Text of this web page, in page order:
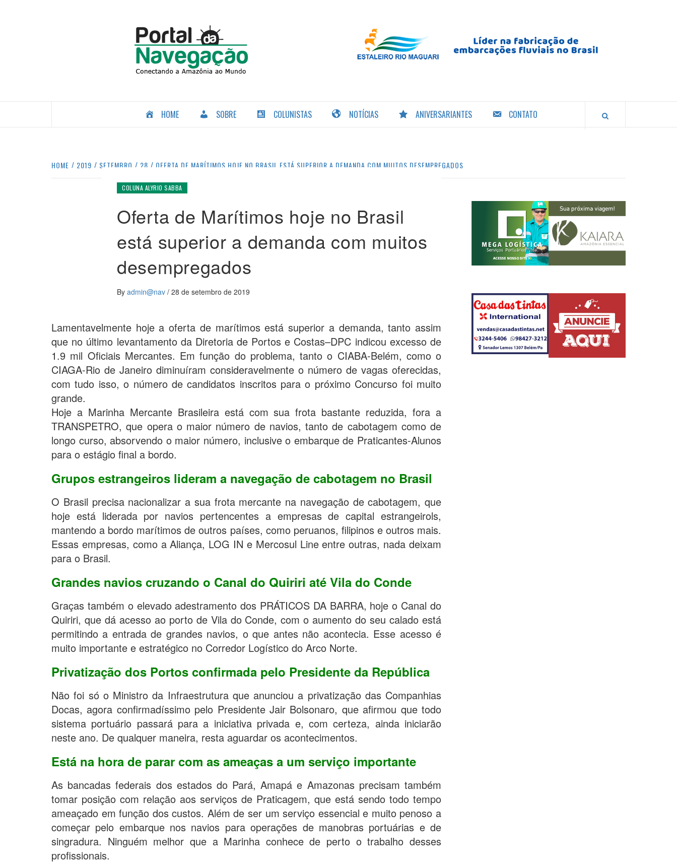
NAVEGAÇÃO
HOME SOBRE COLUNISTAS NOTÍCIAS ANIVERSARIANTES CONTATO
HOME 2019 SETEMBRO 28 OFERTA DE MARÍTIMOS HOJE NO BRASIL ESTÁ SUPERIOR A DEMANDA COM MUITOS DESEMPREGADOS
COLUNA ALYRIO SABBA
Oferta de Marítimos hoje no Brasil
está superior a demanda com muitos
desempregados
By admin@nav / 28 de setembro de 2019
Lamentavelmente hoje a oferta de marítimos está superior a demanda, tanto assim
que no último levantamento da Diretoria de Portos e Costas–DPC indicou excesso de
1.9 mil Oficiais Mercantes. Em função do problema, tanto o CIABA-Belém, como o
CIAGA-Rio de Janeiro diminuíram consideravelmente o número de vagas oferecidas,
com tudo isso, o número de candidatos inscritos para o próximo Concurso foi muito
grande.
Hoje a Marinha Mercante Brasileira está com sua frota bastante reduzida, fora a
TRANSPETRO, que opera o maior número de navios, tanto de cabotagem como de
longo curso, absorvendo o maior número, inclusive o embarque de Praticantes-Alunos
para o estágio final a bordo.
Grupos estrangeiros lideram a navegação de cabotagem no Brasil
O Brasil precisa nacionalizar a sua frota mercante na navegação de cabotagem, que
hoje está liderada por navios pertencentes a empresas de capital estrangeirols,
mantendo a bordo marítimos de outros países, como peruanos, filipinos e outros mais.
Essas empresas, como a Aliança, LOG IN e Mercosul Line entre outras, nada deixam
para o Brasil.
Grandes navios cruzando o Canal do Quiriri até Vila do Conde
Graças também o elevado adestramento dos PRÁTICOS DA BARRA, hoje o Canal do
Quiriri, que dá acesso ao porto de Vila do Conde, com o aumento do seu calado está
permitindo a entrada de grandes navios, o que antes não acontecia. Esse acesso é
muito importante e estratégico no Corredor Logístico do Arco Norte.
Privatização dos Portos confirmada pelo Presidente da República
Não foi só o Ministro da Infraestrutura que anunciou a privatização das Companhias
Docas, agora confirmadíssimo pelo Presidente Jair Bolsonaro, que afirmou que todo
sistema portuário passará para a iniciativa privada e, com certeza, ainda iniciarão
neste ano. De qualquer maneira, resta aguardar os acontecimentos.
Está na hora de parar com as ameaças a um serviço importante
As bancadas federais dos estados do Pará, Amapá e Amazonas precisam também
tomar posição com relação aos serviços de Praticagem, que está sendo todo tempo
ameaçado em função dos custos. Além de ser um serviço essencial e muito penoso a
começar pelo embarque nos navios para operações de manobras portuárias e de
singradura. Ninguém melhor que a Marinha conhece de perto o trabalho desses
profissionais.